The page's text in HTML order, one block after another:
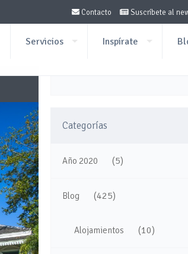
Contacto Suscríbete al
Servicios Inspírate
Categorías
Año 2020 (5)
Blog (425)
Alojamientos (10)